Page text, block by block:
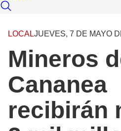
LOCALJUEVES, 7 DE MAYO
Mineros
Cananea
recibirán